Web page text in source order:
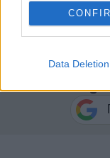
Data Deletion
Κάνε
Flash.gr